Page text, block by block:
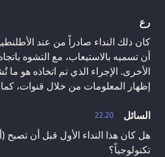
رع
كان ذلك النداء صادراً من عند
أن تسميه بالاستيعاب، مع التشوه
الأخرى. الإجراء الذي تم اتخاذه هو
إظهار المعلومات من خلال قنوات،
22.20
السائل
هل كان هذا النداء الأول قبل أن
تكنولوجياً؟